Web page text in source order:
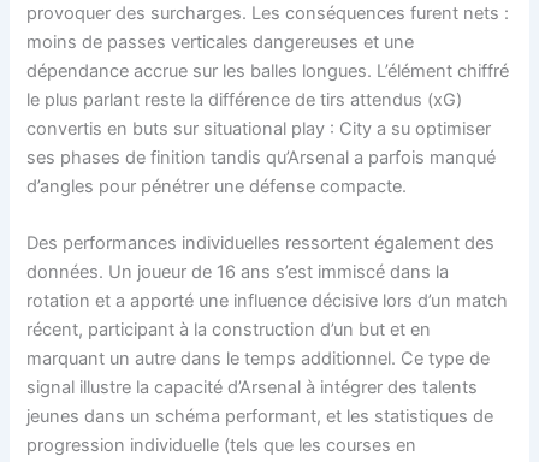
provoquer des surcharges. Les conséquences furent nets :
moins de passes verticales dangereuses et une
dépendance accrue sur les balles longues. L’élément chiffré
le plus parlant reste la différence de tirs attendus (xG)
convertis en buts sur situational play : City a su optimiser
ses phases de finition tandis qu’Arsenal a parfois manqué
d’angles pour pénétrer une défense compacte.
Des performances individuelles ressortent également des
données. Un joueur de 16 ans s’est immiscé dans la
rotation et a apporté une influence décisive lors d’un match
récent, participant à la construction d’un but et en
marquant un autre dans le temps additionnel. Ce type de
signal illustre la capacité d’Arsenal à intégrer des talents
jeunes dans un schéma performant, et les statistiques de
progression individuelle (tels que les courses en